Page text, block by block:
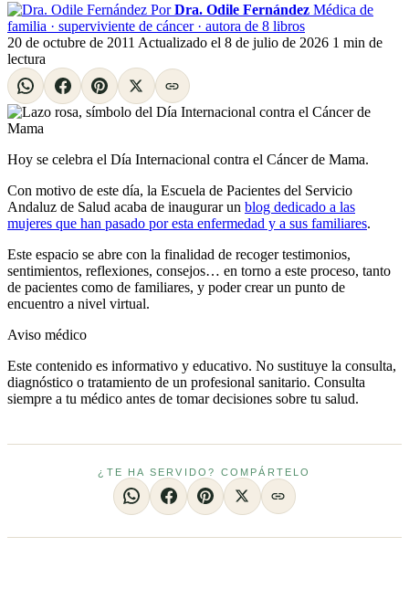
Por Dra. Odile Fernández Médica de
familia · superviviente de cáncer · autora de 8 libros
20 de octubre de 2011 Actualizado el 8 de julio de 2026 1 min de
lectura
Hoy se celebra el Día Internacional contra el Cáncer de Mama.
Con motivo de este día, la Escuela de Pacientes del Servicio
Andaluz de Salud acaba de inaugurar un blog dedicado a las
mujeres que han pasado por esta enfermedad y a sus familiares.
Este espacio se abre con la finalidad de recoger testimonios,
sentimientos, reflexiones, consejos… en torno a este proceso, tanto
de pacientes como de familiares, y poder crear un punto de
encuentro a nivel virtual.
Aviso médico
Este contenido es informativo y educativo. No sustituye la consulta,
diagnóstico o tratamiento de un profesional sanitario. Consulta
siempre a tu médico antes de tomar decisiones sobre tu salud.
¿TE HA SERVIDO? COMPÁRTELO